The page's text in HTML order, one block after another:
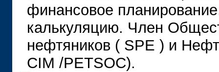
финансовое
калькуляцию. Член
нефтяников ( SPE ) и
CIM /PETSOC).